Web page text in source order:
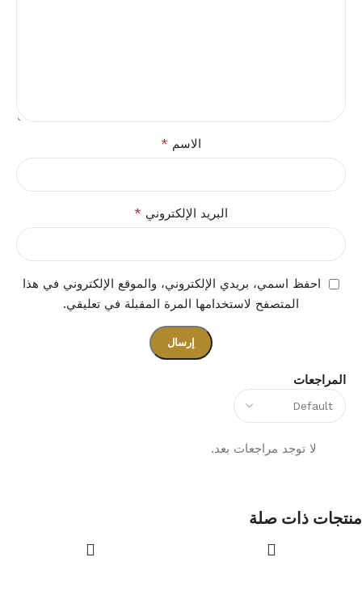
المراجعات
لا توجد مراجعات بعد.
الاسم *
البريد الإلكتروني *
احفظ اسمي، بريدي الإلكتروني، والموقع الإلكتروني في هذا
المتصفح لاستخدامها المرة المقبلة في تعليقي.
منتجات ذات صلة